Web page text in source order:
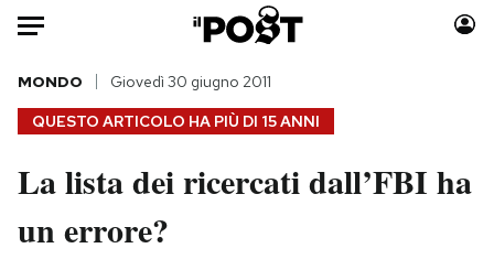
Auto
HOME
Italia
Politica
Moda
QUESTO ARTICOLO HA PIÙ DI 15 ANNI
MONDO Giovedì 30 giugno 2011
La lista dei ricercati dall’FBI ha
un errore?